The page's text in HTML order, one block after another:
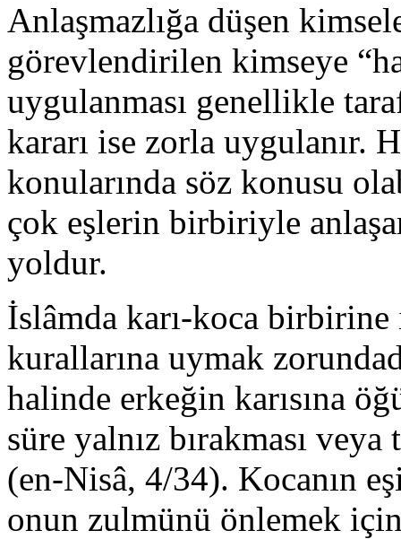
Anlaşmazlığa düşen
görevlendirilen kimseye
uygulanması genellikle
kararı ise zorla uygulanır.
konularında söz konusu
çok eşlerin birbiriyle
yoldur.
İslâmda karı-koca
kurallarına uymak
halinde erkeğin karısına
süre yalnız bırakması
(en-Nisâ, 4/34). Kocanın
onun zulmünü önlemek